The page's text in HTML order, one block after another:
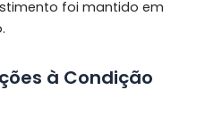
foi mantido em
à Condição